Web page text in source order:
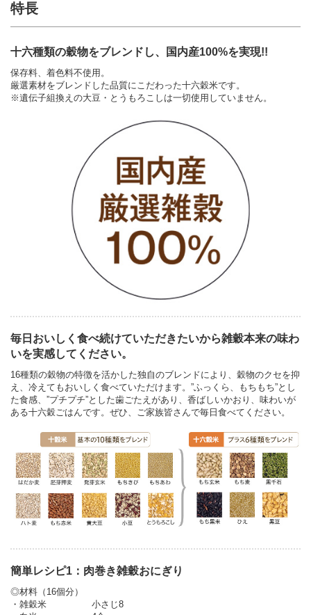
特長
十六種類の穀物をブレンドし、国内産100%を実現!!
保存料、着色料不使用。
厳選素材をブレンドした品質にこだわった十六穀米です。
※遺伝子組換えの大豆・とうもろこしは一切使用していません。
毎日おいしく食べ続けていただきたいから雑穀本来の味わ
いを実感してください。
16種類の穀物の特徴を活かした独自のブレンドにより、穀物のクセを抑
え、冷えてもおいしく食べていただけます。”ふっくら、もちもち”とし
た食感、”プチプチ”とした歯ごたえがあり、香ばしいかおり、味わいが
ある十六穀ごはんです。ぜひ、ご家族皆さんで毎日食べてください。
簡単レシピ1：肉巻き雑穀おにぎり
◎材料（16個分）
・雑穀米 小さじ8